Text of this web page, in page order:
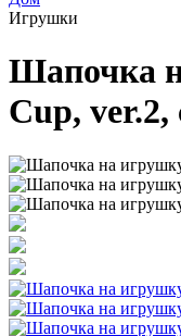
Игрушки
Шапочка
Cup, ver.2,